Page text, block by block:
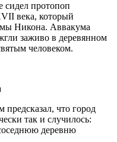
сидел протопоп
века, который
Никона. Аввакума
заживо в деревянном
человеком.
что город
так и случилось:
деревню